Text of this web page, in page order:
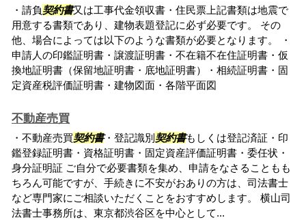
・請負契約書又は工事代金領収書・住民票上記書類は地震で
用意する書類であり、建物表題登記に必ず必要です。 その
他、場合によっては以下のような書類が必要となります。 ・
申請人の印鑑証明書・譲渡証明書・不在籍不在住証明書・仮
換地証明書（保留地証明書・底地証明書）・相続証明書・固
定資産税評価証明書・建物図面・各階平面図
不動産売買
・不動産売買契約書・登記識別 契約書もしくは登記済証・印
鑑登録証明書・資格証明書・固定資産評価証明書・委任状・
身分証明証 ご自分で必要書類を集め、申請をなさることもも
ちろん可能ですが、手続きに不安がおありの方は、司法書士
など専門家にご相談いただくことをおすすめします。 横山司
法書士事務所は、東京都渋谷区を中心として...